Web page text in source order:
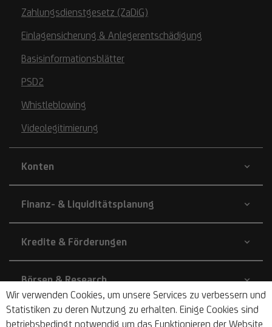
Wir verwenden Cookies, um unsere Services zu verbessern und
Statistiken zu deren Nutzung zu erhalten. Einige Cookies sind
betriebsbedingt notwendig um das Funktionieren der Website
Zahlungsdienstgesetz (ZaDiG)
Einlagensicherung & Anlegerentschädigung
Basisinformationsblätter
PSD2
Whistleblowing
Videolegitimierung
Konten
Finanz- & Liquiditätsplanung
Kredite & Förderungen
Börsen & Research
Unternehmen